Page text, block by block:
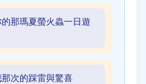
那瑪夏螢火蟲一日遊
次的踩雷與驚喜